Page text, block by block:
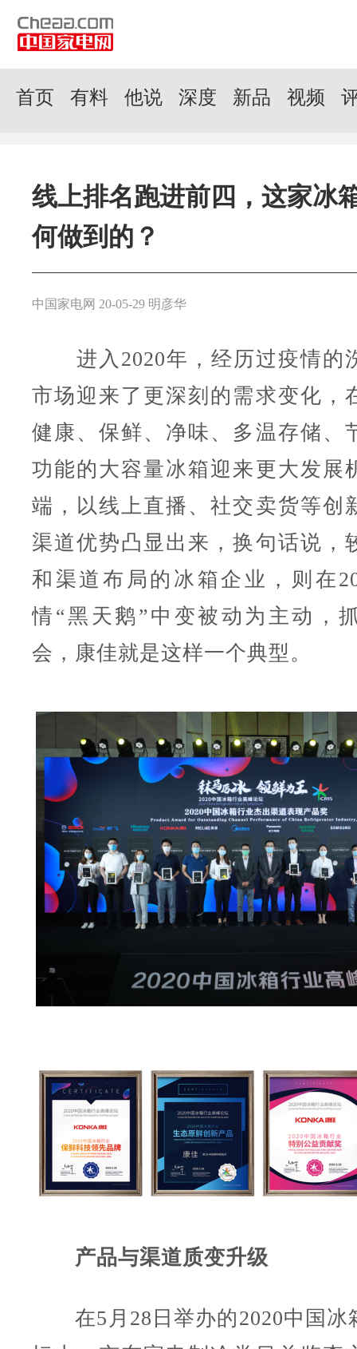
首页 有料 他说 深度 新品 视频
线上排名跑进前四，这家冰
何做到的？
中国家电网 20-05-29 明彦华
进入2020年，经历过疫情的
市场迎来了更深刻的需求变化，
健康、保鲜、净味、多温存储、
功能的大容量冰箱迎来更大发展
端，以线上直播、社交卖货等创
渠道优势凸显出来，换句话说，
和渠道布局的冰箱企业，则在
情“黑天鹅”中变被动为主动，
会，康佳就是这样一个典型。
产品与渠道质变升级
在5月28日举办的2020中国冰